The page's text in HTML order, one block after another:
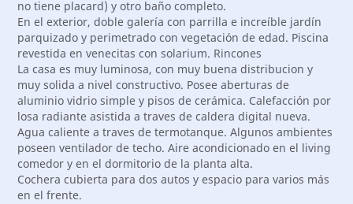
no tiene placard) y otro baño completo.
En el exterior, doble galería con parrilla e increíble jardín
parquizado y perimetrado con vegetación de edad. Piscina
revestida en venecitas con solarium. Rincones
La casa es muy luminosa, con muy buena distribucion y
muy solida a nivel constructivo. Posee aberturas de
aluminio vidrio simple y pisos de cerámica. Calefacción por
losa radiante asistida a traves de caldera digital nueva.
Agua caliente a traves de termotanque. Algunos ambientes
poseen ventilador de techo. Aire acondicionado en el living
comedor y en el dormitorio de la planta alta.
Cochera cubierta para dos autos y espacio para varios más
en el frente.